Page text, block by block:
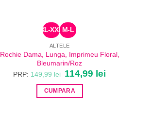
XL-XXL M-L
ALTELE
Rochie Dama, Lunga, Imprimeu Floral,
Bleumarin/Roz
PRP: 149,99 lei Prețul
inițial
a
fost:
149,99 lei.
114,99 lei
CUMPARA